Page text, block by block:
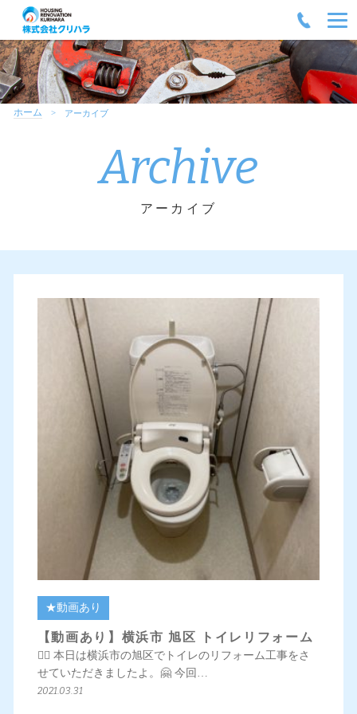
ホーム アーカイブ
Archive
アーカイブ
★動画あり
【動画あり】横浜市 旭区 トイレリフォーム
💁‍♀️ 本日は横浜市の旭区でトイレのリフォーム工事をさ
せていただきましたよ。🤗 今回…
2021.03.31